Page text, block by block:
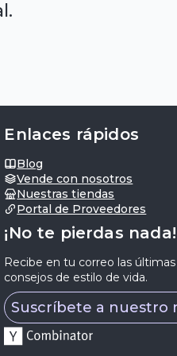
Enlaces rápidos
Blog
Vende con nosotros
Nuestras tiendas
Portal de Proveedores
¡No te pierdas nada!
Recibe en tu correo las
consejos de estilo de vida.
Suscríbete a nuestro